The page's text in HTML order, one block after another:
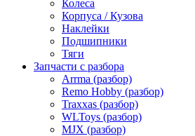
Колеса
Корпуса / Кузова
Наклейки
Подшипники
Тяги
Запчасти с разбора
Arrma (разбор)
Remo Hobby (разбор)
Traxxas (разбор)
WLToys (разбор)
MJX (разбор)